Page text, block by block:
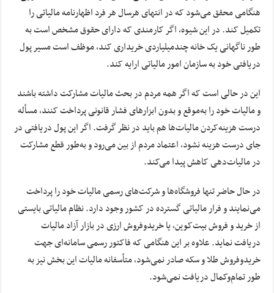
هنگامی محقق می‌شود که در انتهای هرسال هر فرد اظهارنامه مالیاتی را
تکمیل کند. در این شیوه، اگر کارمندی که دارای حقوق مشخص است به
طور ناگهانی یک خانه چندمیلیاردی خریداری کند، موظف است مسیر پول
دریافتی خود به سازمان امور مالیاتی ارایه کند.
این در حالی است که اگر همه مردم در بحث مالیات مشارکت داشته باشند
و مالیات خود را به‌موقع و بدون ابزارهای فشار قانونی پرداخت کنند، مسأله
درست هزینه‌کردن مالیات‌ها هم باید در نظر گرفت. اگر این پول دریافتی در
جای درست هزینه نشود، اعتماد مردم از بین می‌رود و به‌طور قطع مشارکت
در مالیات‌دهی کاهش پیدا می‌کند.
در حال حاضر تنها فروشگاه‌ها و شرکت‌های رسمی مالیات خود را پرداخت
می‌نمایند و فرار مالیاتی گسترده در کشور وجود دارد. نظام مالیاتی بایستی
از خرید و فروش بیت‌کوین، یا خریدوفروش ارزی در بازار آزاد مالیات
دریافت نماید. علاوه بر این هنگامی که فاکتور رسمی سامانه‌ای جهت
خریدوفروش طلا و سکه صادر نمی‌شود، متأسفانه مالیات این بخش نیز به
طور تمام‌وکمال دریافت نمی‌شود.